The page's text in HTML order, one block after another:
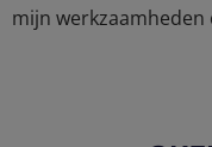
mijn werkzaamheden